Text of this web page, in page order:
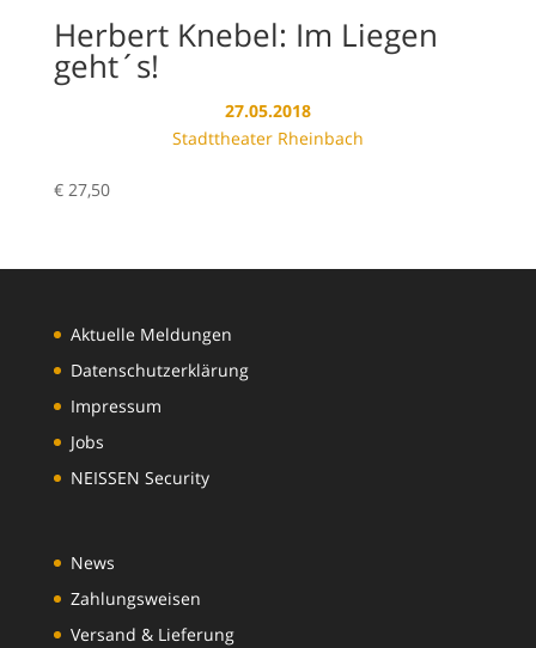
Herbert Knebel: Im Liegen
geht´s!
27.05.2018
Stadttheater Rheinbach
€27,50
Aktuelle Meldungen
Datenschutzerklärung
Impressum
Jobs
NEISSEN Security
News
Zahlungsweisen
Versand & Lieferung